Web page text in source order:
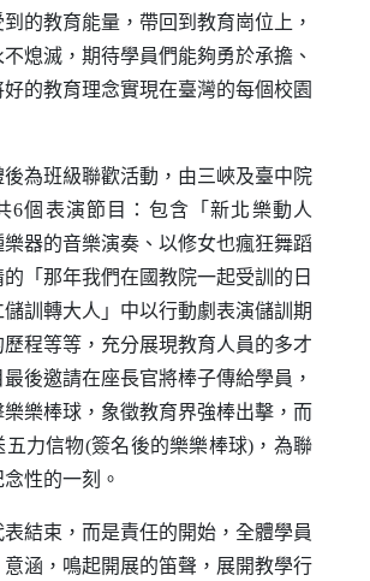
的教育能量，帶回到教育崗位上，
熄滅，期待學員們能夠勇於承擔、
的教育理念實現在臺灣的每個校園
班級聯歡活動，由三峽及臺中院
6個表演節目：包含「新北樂動人
器的音樂演奏、以修女也瘋狂舞蹈
「那年我們在國教院一起受訓的日
訓轉大人」中以行動劇表演儲訓期
歷程等等，充分展現教育人員的多才
後邀請在座長官將棒子傳給學員，
樂棒球，象徵教育界強棒出擊，而
五力信物(簽名後的樂樂棒球) ，為聯
性的一刻。
束，而是責任的開始，全體學員
涵，鳴起開展的笛聲，展開教學行